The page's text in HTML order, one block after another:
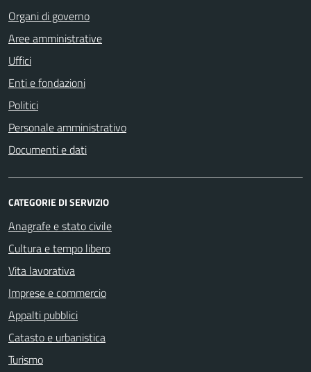
Organi di governo
Aree amministrative
Uffici
Enti e fondazioni
Politici
Personale amministrativo
Documenti e dati
CATEGORIE DI SERVIZIO
Anagrafe e stato civile
Cultura e tempo libero
Vita lavorativa
Imprese e commercio
Appalti pubblici
Catasto e urbanistica
Turismo